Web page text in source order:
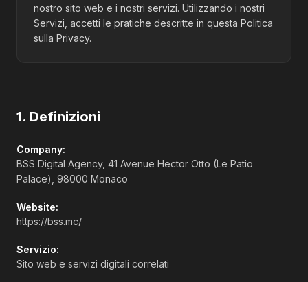
nostro sito web e i nostri servizi. Utilizzando i nostri
Servizi, accetti le pratiche descritte in questa Politica
sulla Privacy.
1. Definizioni
Company:
BSS Digital Agency, 41 Avenue Hector Otto (Le Patio
Palace), 98000 Monaco
Website:
https://bss.mc/
Servizio:
Sito web e servizi digitali correlati